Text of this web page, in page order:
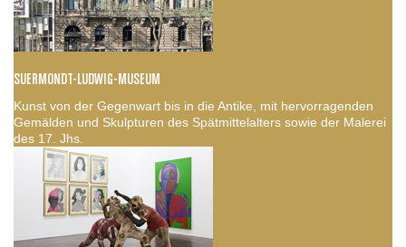
SUERMONDT-LUDWIG-MUSEUM
Kunst von der Gegenwart bis in die Antike, mit hervorragenden
Gemälden und Skulpturen des Spätmittelalters sowie der Malerei
des 17. Jhs.